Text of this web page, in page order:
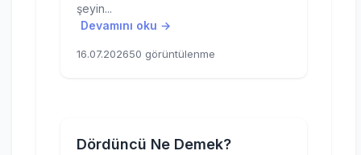
şeyin...
Devamını oku →
16.07.202650 görüntülenme
Dördüncü Ne Demek?